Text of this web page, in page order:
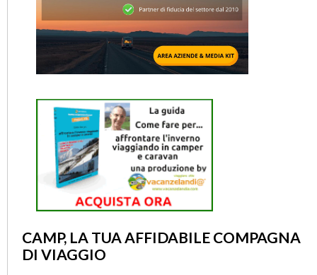
CAMP, LA TUA AFFIDABILE COMPAGNA
DI VIAGGIO